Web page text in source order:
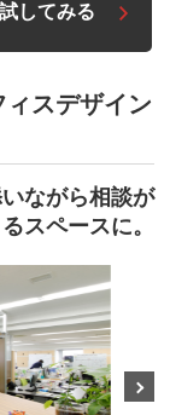
してみる
スデザイン
ながら相談が
スペースに。